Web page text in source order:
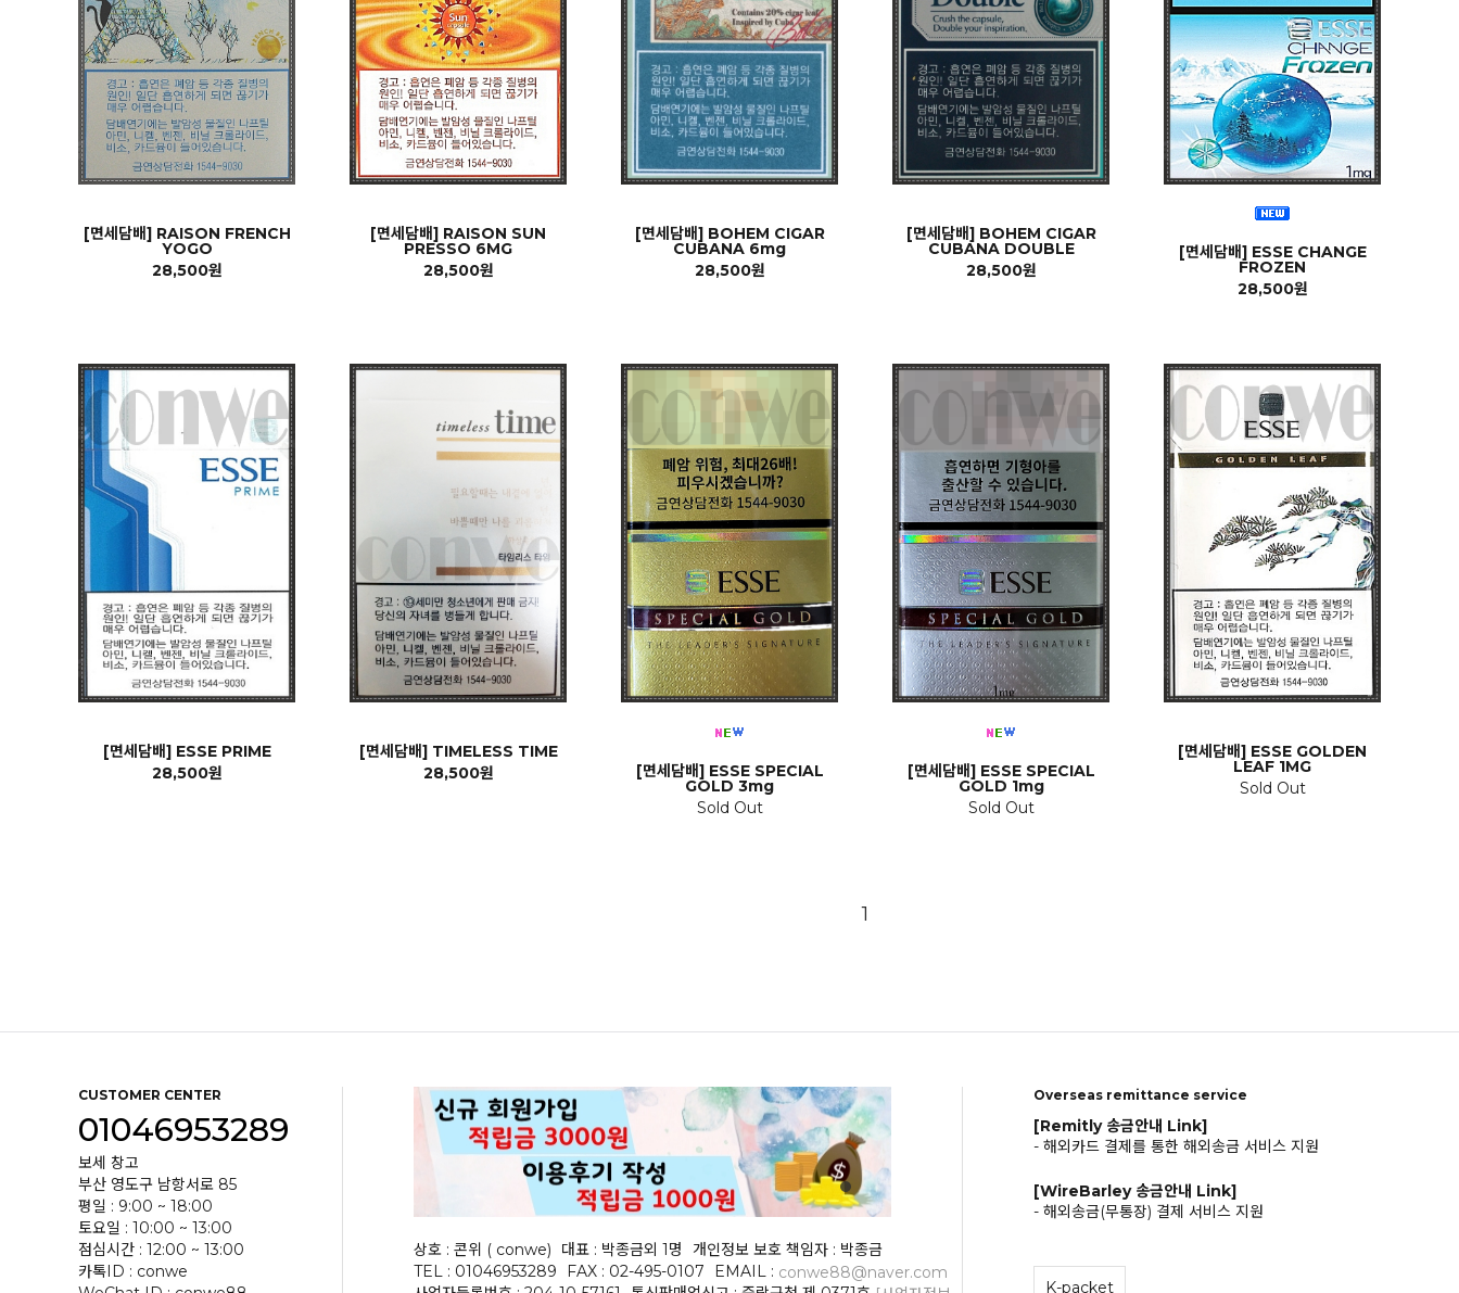
[면세담배] RAISON FRENCH
YOGO
28,500원
[면세담배] RAISON SUN
PRESSO 6MG
28,500원
[면세담배] BOHEM CIGAR
CUBANA 6mg
28,500원
[면세담배] BOHEM CIGAR
CUBANA DOUBLE
28,500원
[면세담배] ESSE CHANGE
FROZEN
28,500원
[면세담배] ESSE PRIME
28,500원
[면세담배] TIMELESS TIME
28,500원
[면세담배] ESSE SPECIAL
GOLD 3mg
Sold Out
[면세담배] ESSE SPECIAL
GOLD 1mg
Sold Out
[면세담배] ESSE GOLDEN
LEAF 1MG
Sold Out
1
CUSTOMER CENTER
01046953289
보세 창고
부산 영도구 남항서로 85
평일 : 9:00 ~ 18:00
토요일 : 10:00 ~ 13:00
점심시간 : 12:00 ~ 13:00
카톡ID : conwe
상호 : 콘위 ( conwe) 대표 : 박종금외 1명
개인정보 보호 책임자 : 박종금
TEL : 01046953289
FAX : 02-495-0107 EMAIL : conwe88@naver.com
Overseas remittance service
[Remitly 송금안내 Link]
- 해외카드 결제를 통한 해외송금 서비스 지원
[WireBarley 송금안내 Link]
- 해외송금(무통장) 결제 서비스 지원
K-packet